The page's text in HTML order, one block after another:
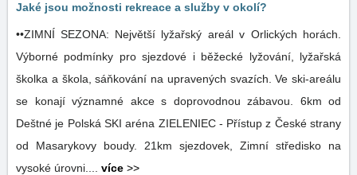
Jaké jsou možnosti rekreace a služby v okolí?
••ZIMNÍ SEZONA: Největší lyžařský areál v Orlických horách.
Výborné podmínky pro sjezdové i běžecké lyžování, lyžařská
školka a škola, sáňkování na upravených svazích. Ve ski-areálu
se konají významné akce s doprovodnou zábavou. 6km od
Deštné je Polská SKI aréna ZIELENIEC - Přístup z České strany
od Masarykovy boudy. 21km sjezdovek, Zimní středisko na
vysoké úrovni.... více >>